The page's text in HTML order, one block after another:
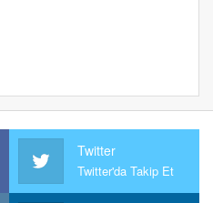
Twitter
Twitter'da Takip Et